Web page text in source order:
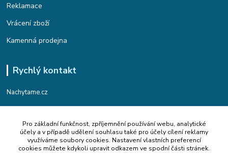
Reklamace
Vrácení zboží
Kamenná prodejna
Rychlý kontakt
Nachytame.cz
Telefon : +420 774 912 435
(Po-Pá, 9:00-17:00 hod.)
Email : info@nachytame.cz
Pro základní funkčnost, zpříjemnění používání webu, analytické
účely a v případě udělení souhlasu také pro účely cílení reklamy
využíváme soubory cookies. Nastavení vlastních preferencí
cookies můžete kdykoli upravit odkazem ve spodní části stránek.